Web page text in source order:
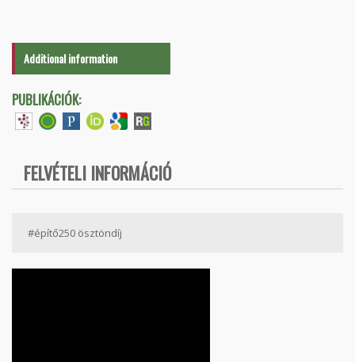
Additional information
PUBLIKÁCIÓK:
FELVÉTELI INFORMÁCIÓ
#építő250 ösztöndíj